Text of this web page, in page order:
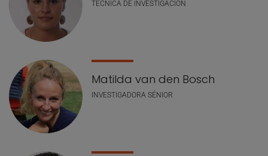
TÉCNICA DE INVESTIGACIÓN
Matilda van den Bosch
INVESTIGADORA SÉNIOR